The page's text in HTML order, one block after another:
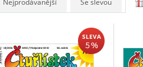
SLEVA
5 %